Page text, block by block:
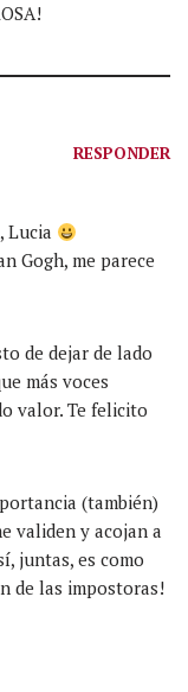
RESPONDER
Lucia
Gogh, me parece
de dejar de lado
más voces
valor. Te felicito
(también)
validen y acojan a
juntas, es como
de las impostoras!